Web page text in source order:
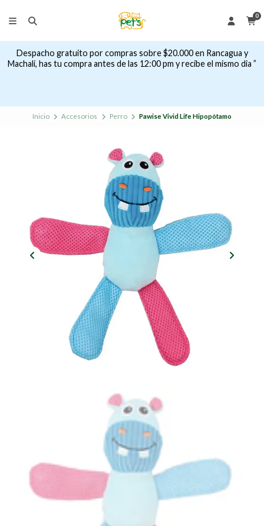
0
Despacho gratuito por compras sobre $20.000 en Rancagua y
Machalí, has tu compra antes de las 12:00 pm y recibe el mismo dia ”
Inicio Accesorios Perro Pawise Vivid Life Hipopótamo